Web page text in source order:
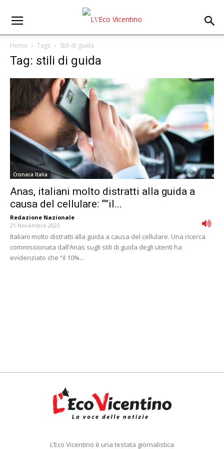
Home Tags Stili di guida
Tag: stili di guida
Cronaca Italia
Anas, italiani molto distratti alla guida a
causa del cellulare: “”il...
Redazione Nazionale -
21 Novembre 2023
Italiani molto distratti alla guida a causa del cellulare. Una ricerca
commissionata dall’Anas sugli stili di guida degli utenti ha
evidenziato che “il 10%...
L’Eco Vicentino è una testata giornalistica